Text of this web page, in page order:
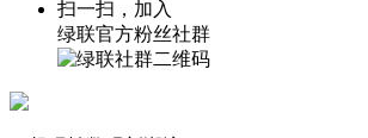
扫一扫，加入
绿联官方粉丝社群